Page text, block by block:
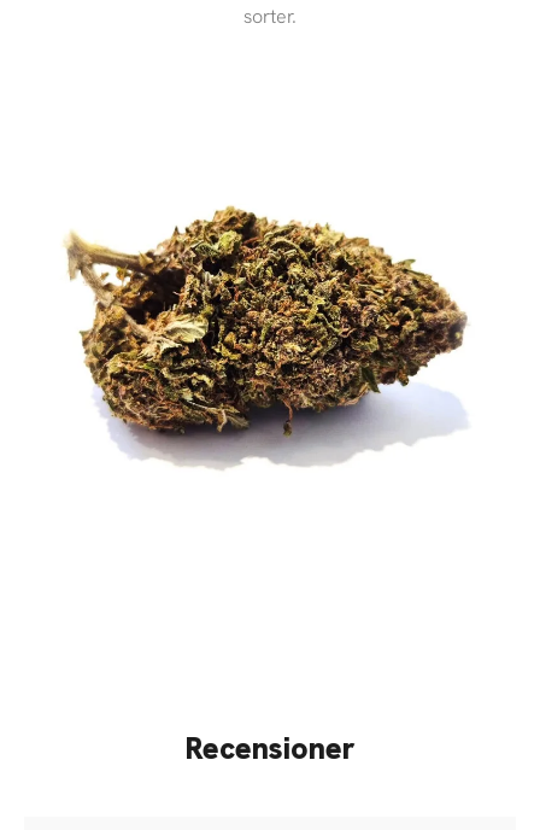
sorter.
Recensioner